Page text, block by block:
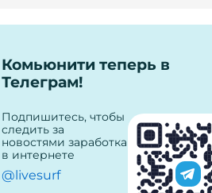
Комьюнити теперь в
Телеграм!
Подпишитесь, чтобы
следить за
новостями заработка
в интернете
@livesurf